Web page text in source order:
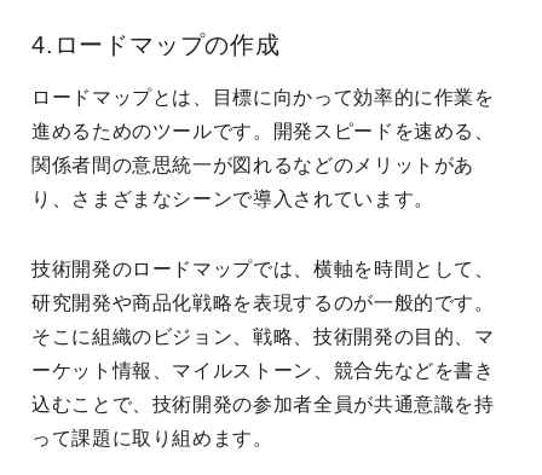
4.ロードマップの作成
ロードマップとは、目標に向かって効率的に作業を
進めるためのツールです。開発スピードを速める、
関係者間の意思統一が図れるなどのメリットがあ
り、さまざまなシーンで導入されています。
技術開発のロードマップでは、横軸を時間として、
研究開発や商品化戦略を表現するのが一般的です。
そこに組織のビジョン、戦略、技術開発の目的、マ
ーケット情報、マイルストーン、競合先などを書き
込むことで、技術開発の参加者全員が共通意識を持
って課題に取り組めます。